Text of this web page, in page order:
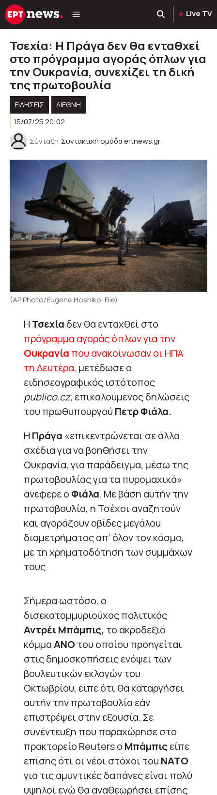
Μετάβαση
σε
Live TV
Τσεχία: Η Πράγα δεν θα ενταθχεί
στο πρόγραμμα αγοράς όπλων για
την Ουκρανία, συνεχίζει τη δική
της πρωτοβουλία
ΕΙΔΗΣΕΙΣ
ΔΙΕΘΝΗ
15/07/25 20:02
Σύνταξη Συντακτική ομάδα ertnews.gr
(AP Photo/Eugene Hoshiko, File)
Η Τσεχία δεν θα ενταχθεί στο
πρόγραμμα αγοράς όπλων για την
Ουκρανία που ανακοίνωσαν οι ΗΠΑ
τη Δευτέρα, μετέδωσε ο
ειδησεογραφικός ιστότοπος
publico.cz, επικαλούμενος δηλώσεις
του πρωθυπουργού Πετρ Φιάλα.
Η Πράγα «επικεντρώνεται σε άλλα
σχέδια για να βοηθήσει την
Ουκρανία, για παράδειγμα, μέσω της
πρωτοβουλίας για τα πυρομαχικά»
ανέφερε ο Φιάλα. Με βάση αυτήν την
πρωτοβουλία, η Τσέχοι αναζητούν
και αγοράζουν οβίδες μεγάλου
διαμετρήματος απ’ όλον τον κόσμο,
με τη χρηματοδότηση των συμμάχων
τους.
Σήμερα ωστόσο, ο
δισεκατομμυριούχος πολιτικός
Αντρέι Μπάμπις, το ακροδεξιό
κόμμαANO του οποίου προηγείται
στις δημοσκοπήσεις ενόψει των
βουλευτικών εκλογών του
Οκτωβρίου, είπε ότι θα καταργήσει
αυτήν την πρωτοβουλία εάν
επιστρέψει στην εξουσία. Σε
συνέντευξη που παραχώρησε στο
πρακτορείο Reuters ο Μπάμπιςείπε
επίσης ότι οι νέοι στόχοι του ΝΑΤΟ
για τις αμυντικές δαπάνες είναι πολύ
υψηλοί ενώ θα αναθεωρήσει επίσης